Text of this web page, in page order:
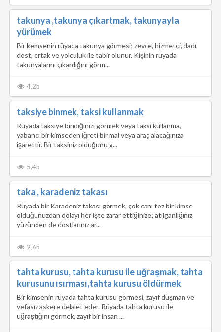
takunya ,takunya çıkartmak, takunyayla
yürümek
Bir kemsenin rüyada takunya görmesi; zevce, hizmetçi, dadı,
dost, ortak ve yolculuk ile tabir olunur. Kişinin rüyada
takunyalarını çıkardığını görm...
4,2b
taksiye binmek, taksi kullanmak
Rüyada taksiye bindiğinizi görmek veya taksi kullanma,
yabancı bir kimseden iğreti bir mal veya araç alacağınıza
işarettir. Bir taksiniz olduğunu g...
5,4b
taka , karadeniz takası
Rüyada bir Karadeniz takası görmek, çok canı tez bir kimse
olduğunuzdan dolayı her işte zarar ettiğinize; atılganlığınız
yüzünden de dostlarınız ar...
2,6b
tahta kurusu, tahta kurusu ile uğraşmak, tahta
kurusunu ısırması,tahta kurusu öldürmek
Bir kimsenin rüyada tahta kurusu görmesi, zayıf düşman ve
vefasız askere delalet eder. Rüyada tahta kurusu ile
uğraştığını görmek, zayıf bir insan ...